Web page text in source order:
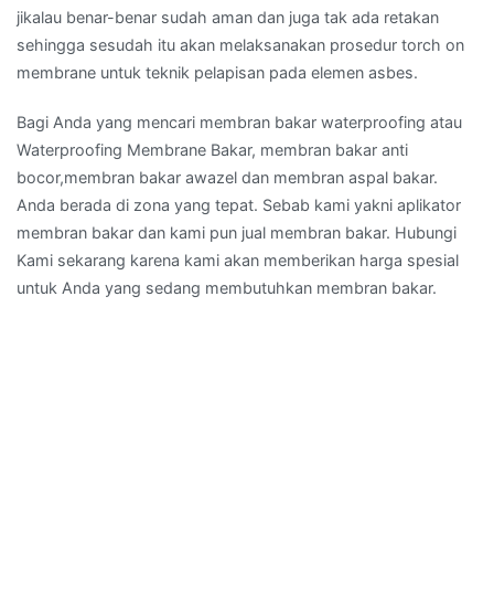
jikalau benar-benar sudah aman dan juga tak ada retakan
sehingga sesudah itu akan melaksanakan prosedur torch on
membrane untuk teknik pelapisan pada elemen asbes.
Bagi Anda yang mencari membran bakar waterproofing atau
Waterproofing Membrane Bakar, membran bakar anti
bocor,membran bakar awazel dan membran aspal bakar.
Anda berada di zona yang tepat. Sebab kami yakni aplikator
membran bakar dan kami pun jual membran bakar. Hubungi
Kami sekarang karena kami akan memberikan harga spesial
untuk Anda yang sedang membutuhkan membran bakar.